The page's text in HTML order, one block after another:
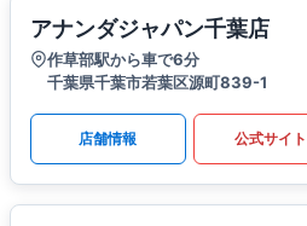
アナンダジャパン千葉店
作草部駅から車で6分
千葉県千葉市若葉区源町839-1
店舗情報 公式サイト